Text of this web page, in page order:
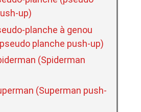
up)
planche à genou
planche push-up)
(Spiderman
(Superman push-